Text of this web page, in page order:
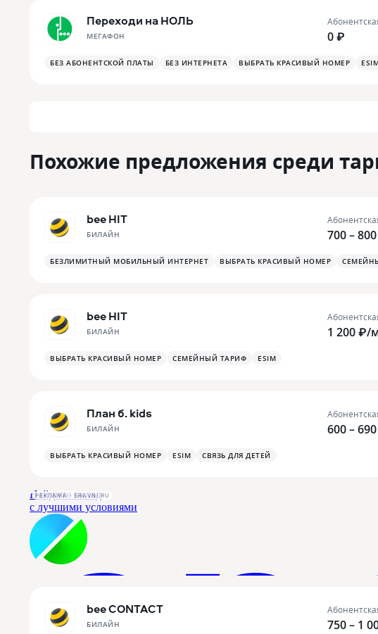
Переходи на НОЛЬ
МЕГАФОН 0 ₽
БЕЗ АБОНЕНТСКОЙ ПЛАТЫ БЕЗ ИНТЕРНЕТА ВЫБРАТЬ КРАСИВЫЙ НОМЕР
Похожие предложения среди
bee HIT
БИЛАЙН 700 –
БЕЗЛИМИТНЫЙ МОБИЛЬНЫЙ ИНТЕРНЕТ ВЫБРАТЬ КРАСИВЫЙ НОМЕР
bee HIT
БИЛАЙН 1 200 ₽/
ВЫБРАТЬ КРАСИВЫЙ НОМЕР СЕМЕЙНЫЙ ТАРИФ ESIM
План б. kids
БИЛАЙН 600 –
ВЫБРАТЬ КРАСИВЫЙ НОМЕР ESIM СВЯЗЬ ДЛЯ ДЕТЕЙ
РЕКЛАМА • SRAVNI.RU
bee CONTACT
БИЛАЙН 750 – 1